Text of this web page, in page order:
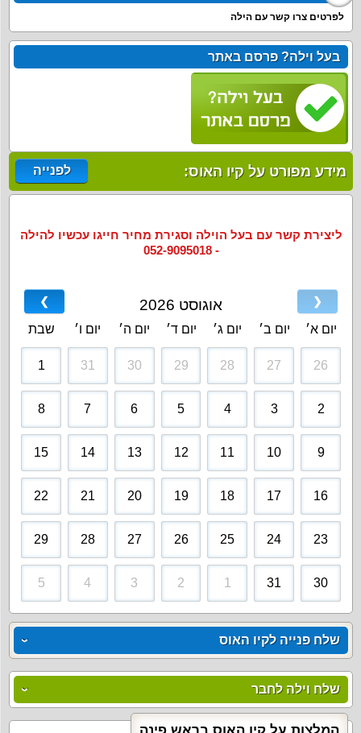
לפרטים צרו קשר עם הילה
בעל וילה? פרסם באתר
מידע מפורט על קיו האוס: לפנייה
ליצירת קשר עם בעל הוילה וסגירת מחיר חייגו עכשיו להילה
- 052-9095018
אוגוסט 2026
יום א׳ יום ב׳ יום ג׳ יום ד׳ יום ה׳ יום ו׳ שבת
26
27
28
29
30
31
1
2
3
4
5
6
7
8
9
10
11
12
13
14
15
16
17
18
19
20
21
22
23
24
25
26
27
28
29
30
31
1
2
3
4
5
❯ ❮
שלח פנייה לקיו האוס
שלח וילה לחבר